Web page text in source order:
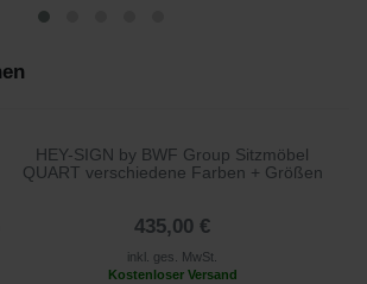
HEY-SIGN by BWF Group Sitzmöbel
QUART verschiedene Farben + Größen
435,00 €
inkl. ges. MwSt.
Kostenloser Versand